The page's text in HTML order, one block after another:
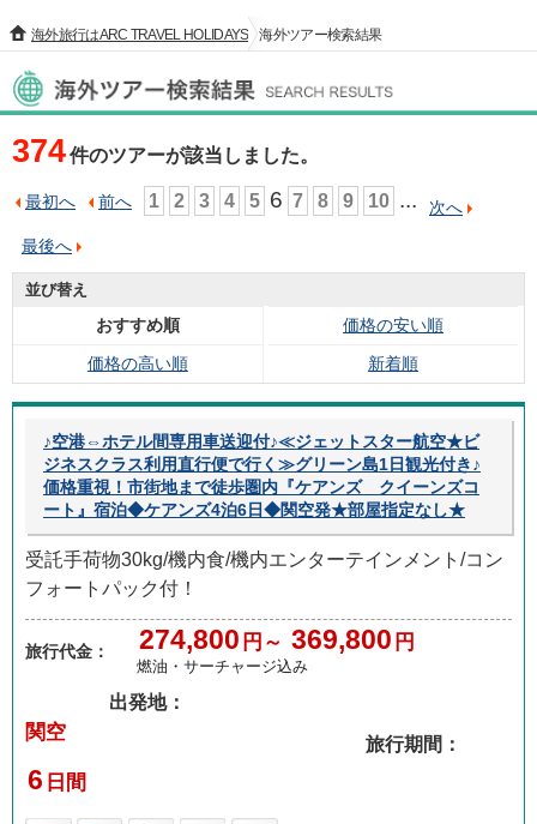
海外旅行はARC TRAVEL HOLIDAYS 海外ツアー検索結果
海外ツアー検索結果
374件のツアーが該当しました。
最初へ 前へ 1 2 3 4 5 6 7 8 9 10 ...
次へ
最後へ
並び替え
おすすめ順
価格の安い順
価格の高い順
新着順
♪空港⇔ホテル間専用車送迎付♪≪ジェットスター航空★ビ
ジネスクラス利用直行便で行く≫グリーン島1日観光付き♪
価格重視！市街地まで徒歩圏内『ケアンズ クイーンズコ
ート』宿泊◆ケアンズ4泊6日◆関空発★部屋指定なし★
受託手荷物30kg/機内食/機内エンターテインメント/コン
フォートパック付！
旅行代金： 274,800 円～ 369,800 円
燃油・サーチャージ込み
出発地：
関空
旅行期間：
6 日間